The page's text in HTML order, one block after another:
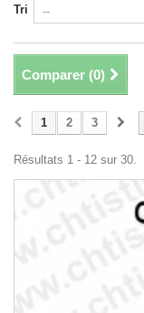
Tri
Comparer (0)
1 2 3
Résultats 1 - 12 sur 30.